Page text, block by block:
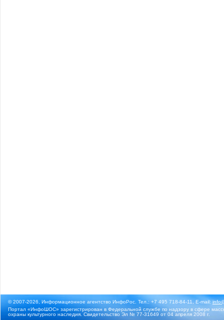
© 2007-2026, Информационное агентство ИнфоРос. Тел.: +7 495 718-84-11, E-mail:
Портал «ИнфоШОС» зарегистрирован в Федеральной службе по надзору в сфере
охраны культурного наследия. Свидетельство Эл № 77-31649 от 04 апреля 2008 г.